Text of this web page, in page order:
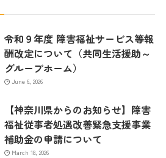
令和９年度 障害福祉サービス等報
酬改定について（共同生活援助～
グループホーム）
June 6, 2026
【神奈川県からのお知らせ】障害
福祉従事者処遇改善緊急支援事業
補助金の申請について
March 18, 2026